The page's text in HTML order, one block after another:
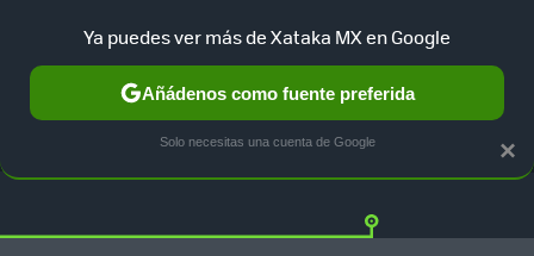
GUÍA DE COMPRAS MERCADO LIBRE ×
Ya puedes ver más de Xataka MX en Google
Añádenos como fuente preferida
Solo necesitas una cuenta de Google